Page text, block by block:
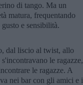
di tango. Ma un
matura, frequentando
e sensibilità.
dal liscio al twist, allo
le ragazze,
le ragazze. A
nei bar con gli amici e i